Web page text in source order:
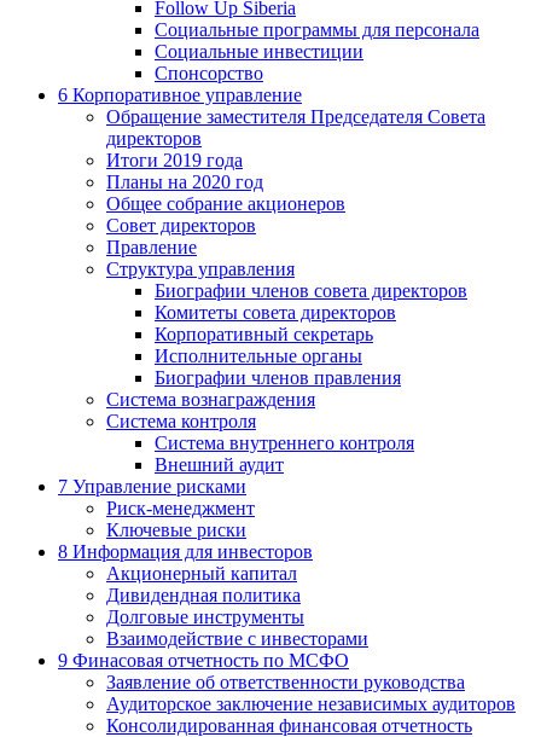
Follow Up Siberia
Социальные программы для персонала
Социальные инвестиции
Спонсорство
6 Корпоративное управление
Обращение заместителя Председателя Совета
директоров
Итоги 2019 года
Планы на 2020 год
Общее собрание акционеров
Совет директоров
Правление
Структура управления
Биографии членов совета директоров
Комитеты совета директоров
Корпоративный секретарь
Исполнительные органы
Биографии членов правления
Система вознаграждения
Система контроля
Система внутреннего контроля
Внешний аудит
7 Управление рисками
Риск-менеджмент
Ключевые риски
8 Информация для инвесторов
Акционерный капитал
Дивидендная политика
Долговые инструменты
Взаимодействие с инвеcторами
9 Финасовая отчетность по МСФО
Заявление об ответственности руководства
Аудиторское заключение независимых аудиторов
Консолидированная финансовая отчетность